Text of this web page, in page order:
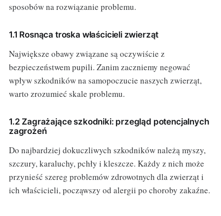
sposobów na rozwiązanie problemu.
1.1 Rosnąca troska właścicieli zwierząt
Największe obawy związane są oczywiście z
bezpieczeństwem pupili. Zanim zaczniemy negować
wpływ szkodników na samopoczucie naszych zwierząt,
warto zrozumieć skale problemu.
1.2 Zagrażające szkodniki: przegląd potencjalnych
zagrożeń
Do najbardziej dokuczliwych szkodników należą myszy,
szczury, karaluchy, pchły i kleszcze. Każdy z nich może
przynieść szereg problemów zdrowotnych dla zwierząt i
ich właścicieli, począwszy od alergii po choroby zakaźne.